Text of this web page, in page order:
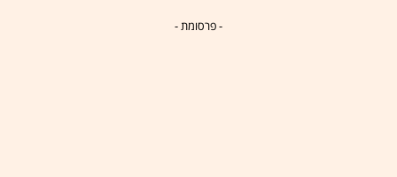
- פרסומת -